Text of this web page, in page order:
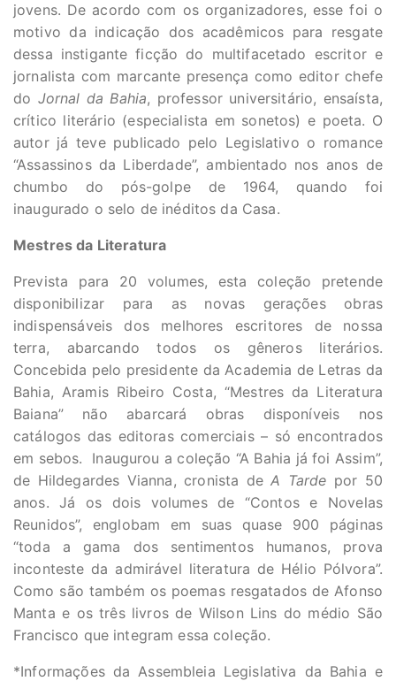
jovens. De acordo com os organizadores, esse foi o
motivo da indicação dos acadêmicos para resgate
dessa instigante ficção do multifacetado escritor e
jornalista com marcante presença como editor chefe
do Jornal da Bahia, professor universitário, ensaísta,
crítico literário (especialista em sonetos) e poeta. O
autor já teve publicado pelo Legislativo o romance
“Assassinos da Liberdade”, ambientado nos anos de
chumbo do pós-golpe de 1964, quando foi
inaugurado o selo de inéditos da Casa.
Mestres da Literatura
Prevista para 20 volumes, esta coleção pretende
disponibilizar para as novas gerações obras
indispensáveis dos melhores escritores de nossa
terra, abarcando todos os gêneros literários.
Concebida pelo presidente da Academia de Letras da
Bahia, Aramis Ribeiro Costa, “Mestres da Literatura
Baiana” não abarcará obras disponíveis nos
catálogos das editoras comerciais – só encontrados
em sebos. Inaugurou a coleção “A Bahia já foi Assim”,
de Hildegardes Vianna, cronista deA Tarde por 50
anos. Já os dois volumes de “Contos e Novelas
Reunidos”, englobam em suas quase 900 páginas
“toda a gama dos sentimentos humanos, prova
inconteste da admirável literatura de Hélio Pólvora”.
Como são também os poemas resgatados de Afonso
Manta e os três livros de Wilson Lins do médio São
Francisco que integram essa coleção.
*Informações da Assembleia Legislativa da Bahia e